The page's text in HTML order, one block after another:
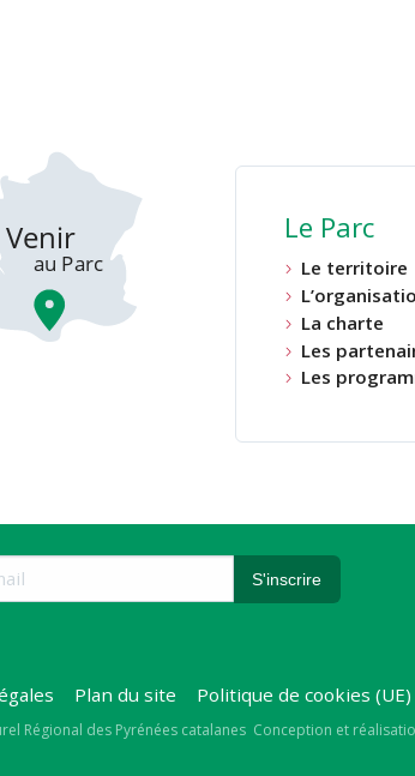
Le Parc
Le territoire
La charte
Les
Les
Plan du site Politique de cookies (UE)
Régional des Pyrénées catalanes Conception et